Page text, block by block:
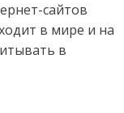
сайтов
в мире и на
в